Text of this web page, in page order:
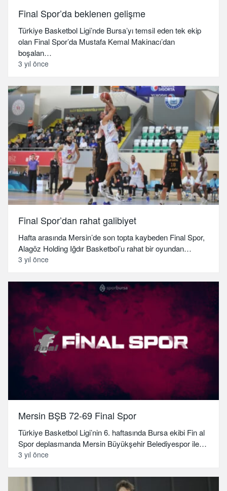
Final Spor’da beklenen gelişme
Türkiye Basketbol Ligi’nde Bursa’yı temsil eden tek ekip
olan Final Spor’da Mustafa Kemal Makinacı’dan
boşalan…
3 yıl önce
Final Spor’dan rahat galibiyet
Hafta arasında Mersin’de son topta kaybeden Final Spor,
Alagöz Holding Iğdır Basketbol’u rahat bir oyundan…
3 yıl önce
Mersin BŞB 72-69 Final Spor
Türkiye Basketbol Ligi’nin 6. haftasında Bursa ekibi Fin al
Spor deplasmanda Mersin Büyükşehir Belediyespor ile…
3 yıl önce